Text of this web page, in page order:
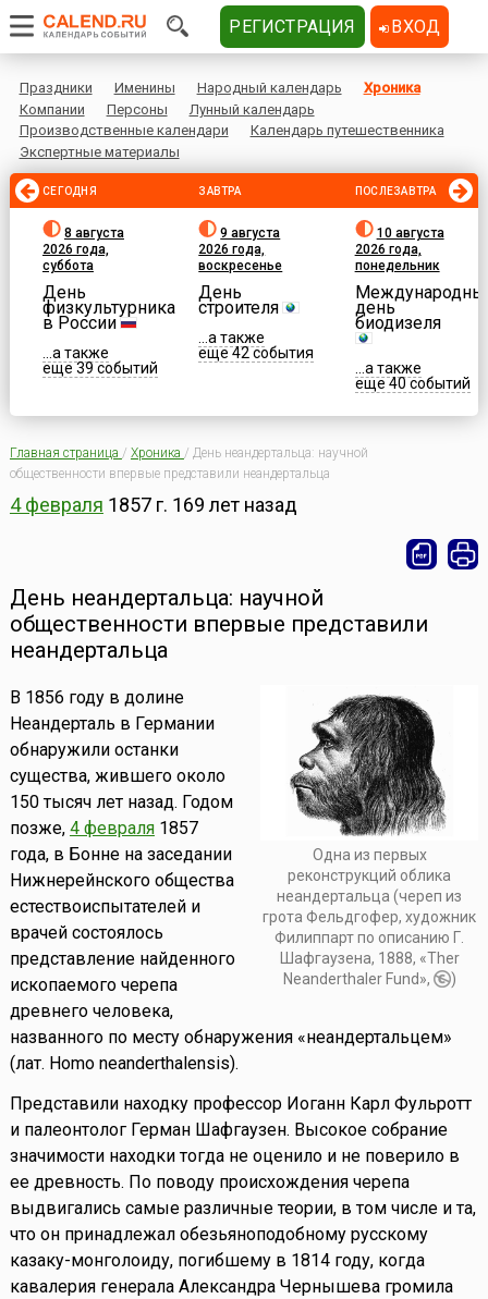
Праздники Именины Народный календарь
Хроника
Компании
Персоны
Лунный календарь
Производственные календари
Календарь путешественника
Экспертные материалы
СЕГОДНЯ
8 августа
2026 года,
суббота
День
физкультурника
в России
...а также
еще 39 событий
ЗАВТРА
9 августа
2026 года,
воскресенье
День
строителя
...а также
еще 42 события
ПОСЛЕЗАВТРА
10 августа
2026 года,
понедельник
день
биодизеля
...а также
еще 40 событий
Главная страница / Хроника / День неандертальца: научной
общественности впервые представили неандертальца
4 февраля 1857 г. 169 лет назад
День неандертальца: научной
общественности впервые представили
неандертальца
Одна из первых
реконструкций облика
неандертальца (череп из
грота Фельдгофер, художник
Филиппарт по описанию Г.
Шафгаузена, 1888, «Ther
Neanderthaler Fund»,
)
В 1856 году в долине
Неандерталь в Германии
обнаружили останки
существа, жившего около
150 тысяч лет назад. Годом
позже, 4 февраля1857
года, в Бонне на заседании
Нижнерейнского общества
естествоиспытателей и
врачей состоялось
представление найденного
ископаемого черепа
древнего человека,
названного по месту обнаружения «неандертальцем»
(лат. Homo neanderthalensis).
Представили находку профессор Иоганн Карл Фульротт
и палеонтолог Герман Шафгаузен. Высокое собрание
значимости находки тогда не оценило и не поверило в
ее древность. По поводу происхождения черепа
выдвигались самые различные теории, в том числе и та,
что он принадлежал обезьяноподобному русскому
казаку-монголоиду, погибшему в 1814 году, когда
кавалерия генерала Александра Чернышева громила
РЕГИСТРАЦИЯ ВХОД